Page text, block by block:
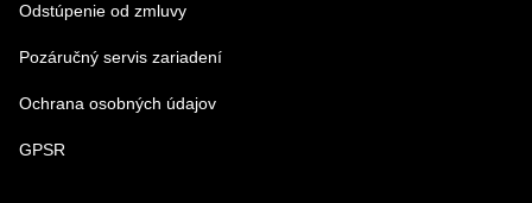
Odstúpenie od zmluvy
Pozáručný servis zariadení
Ochrana osobných údajov
GPSR